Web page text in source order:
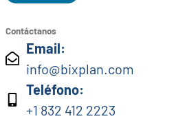
Contáctanos
Email:
info@bixplan.com
Teléfono:
+1 832 412 2223